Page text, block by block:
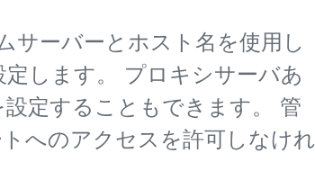
サーバーとホスト名を使用し
します。 プロキシサーバあ
定することもできます。 管
へのアクセスを許可しなけれ